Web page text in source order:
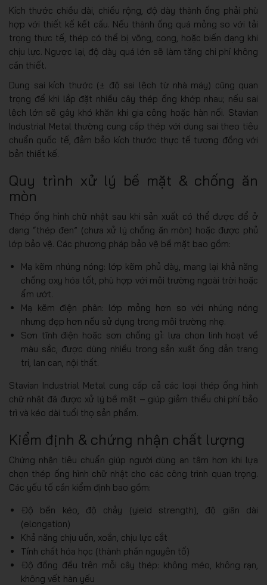
Kích thước chiều dài, chiều rộng, độ dày thành ống phải phù
hợp với thiết kế kết cấu. Nếu thành ống quá mỏng so với tải
trọng thực tế, thép có thể bị võng, cong, hoặc biến dạng khi
chịu lực. Ngược lại, độ dày quá lớn sẽ làm tăng chi phí không
cần thiết.
Dung sai kích thước (± độ sai lệch từ nhà máy) cũng quan
trọng để khi lắp đặt nhiều cây thép ống khớp nhau; nếu sai
lệch lớn sẽ gây khó khăn khi gia công hoặc hàn nối. Stavian
Industrial Metal thường cung cấp thép với dung sai theo tiêu
chuẩn quốc tế, đảm bảo kích thước thực tế tương đồng với
bản thiết kế.
Quy trình xử lý bề mặt & chống ăn
mòn
Thép ống hình chữ nhật sau khi sản xuất có thể được để ở
dạng “thép đen” (chưa xử lý chống ăn mòn) hoặc được phủ
lớp bảo vệ. Các phương pháp bảo vệ bề mặt bao gồm:
Mạ kẽm nhúng nóng: lớp kẽm phủ dày, mang lại khả năng
chống oxy hóa tốt, phù hợp với môi trường ngoài trời hoặc
ẩm ướt.
Mạ kẽm điện phân: lớp mỏng hơn so với nhúng nóng
nhưng đẹp hơn nếu sử dụng trong môi trường nhẹ.
Sơn tĩnh điện hoặc sơn chống gỉ: lựa chọn linh hoạt về
màu sắc, được dùng nhiều trong sản xuất ống dẫn trang
trí, lan can, nội thất.
Stavian Industrial Metal cung cấp cả các loại thép ống hình
chữ nhật đã được xử lý bề mặt – giúp giảm thiểu chi phí bảo
trì và kéo dài tuổi thọ sản phẩm.
Kiểm định & chứng nhận chất lượng
Chứng nhận tiêu chuẩn giúp người dùng an tâm hơn khi lựa
chọn thép ống hình chữ nhật cho các công trình quan trọng.
Các yếu tố cần kiểm định bao gồm:
Độ bền kéo, độ chảy (yield strength), độ giãn dài
(elongation)
Khả năng chịu uốn, xoắn, chịu lực cắt
Tính chất hóa học (thành phần nguyên tố)
Độ đồng đều trên mỗi cây thép: không méo, không rạn,
không vết hàn yếu